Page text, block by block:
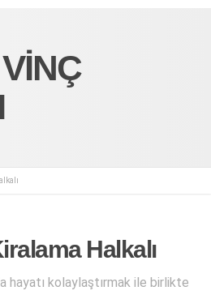
Halkalı
hayatı kolaylaştırmak ile birlikte